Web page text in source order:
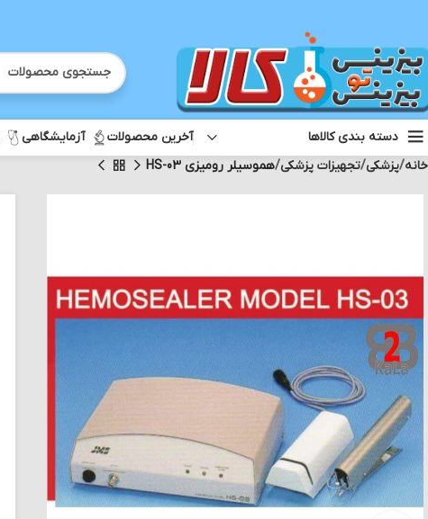
دسته بندی کالاها آخرین محصولات آزمایشگاهی
خانه پزشکی تجهیزات پزشکی هموسیلر رومیزی HS-03